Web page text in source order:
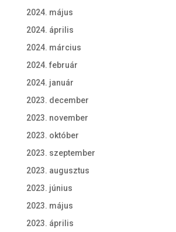
2024. május
2024. április
2024. március
2024. február
2024. január
2023. december
2023. november
2023. október
2023. szeptember
2023. augusztus
2023. június
2023. május
2023. április